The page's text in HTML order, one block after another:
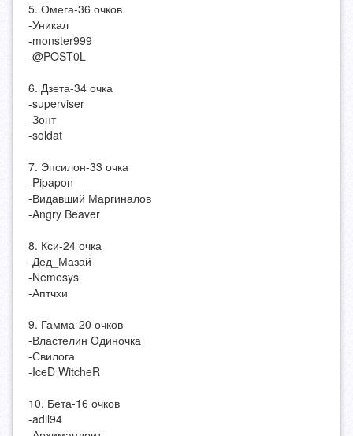
5. Омега-36 очков
-Уникал
-monster999
-@POST0L
6. Дзета-34 очка
-superviser
-Зонт
-soldat
7. Эпсилон-33 очка
-Pipapon
-Видавший Маргиналов
-Angry Beaver
8. Кси-24 очка
-Дед_Мазай
-Nemesys
-Аптчхи
9. Гамма-20 очков
-Властелин Одиночка
-Свилога
-IceD WitcheR
10. Бета-16 очков
-adil94